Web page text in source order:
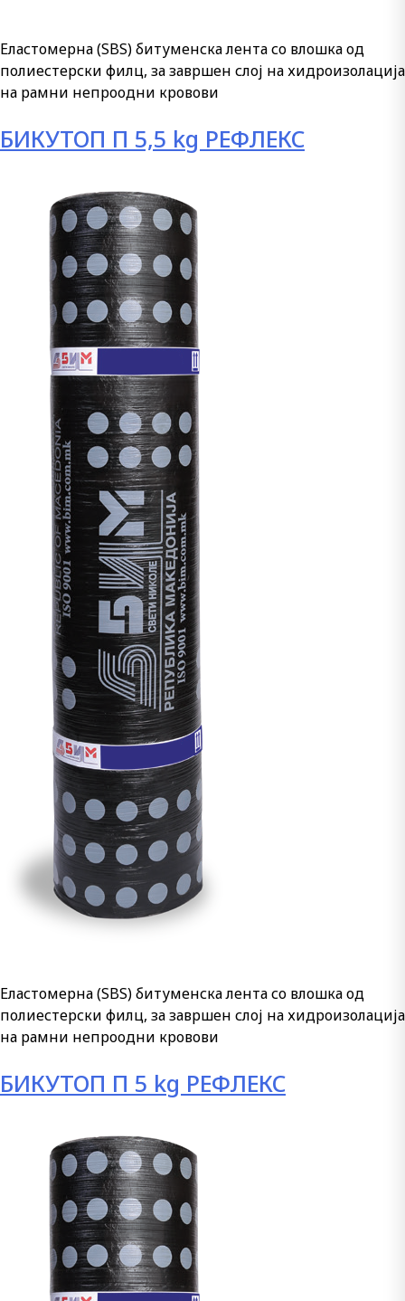
Еластомерна (SBS) битуменска лента со влошка од
полиестерски филц, за завршен слој на хидроизолација
на рамни непроодни кровови
БИКУТОП П 5,5 kg РЕФЛЕКС
Еластомерна (SBS) битуменска лента со влошка од
полиестерски филц, за завршен слој на хидроизолација
на рамни непроодни кровови
БИКУТОП П 5 kg РЕФЛЕКС